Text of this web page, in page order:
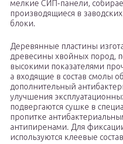
мелкие СИП-панели,
производящиеся в
блоки.
Деревянные пластины
древесины хвойных пород,
высокими показателями
а входящие в состав смолы
дополнительный
улучшения
подвергаются сушке в
пропитке
антипиренами. Для
используются клеевые